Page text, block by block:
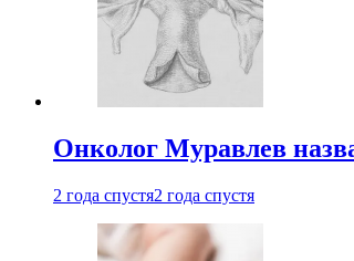
Онколог Муравлев
2 года спустя2 года спустя